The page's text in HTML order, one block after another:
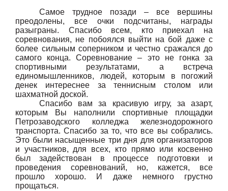
Самое трудное позади – все вершины
преодолены, все очки подсчитаны, награды
разыграны. Спасибо всем, кто приехал на
соревнования, не побоялся выйти на бой даже с
более сильным соперником и честно сражался до
самого конца. Соревнование – это не гонка за
спортивными результатами, а встреча
единомышленников, людей, которым в погожий
денек интереснее за теннисным столом или
шахматной доской.
Спасибо вам за красивую игру, за азарт,
которым Вы наполнили спортивные площадки
Петрозаводского колледжа железнодорожного
транспорта. Спасибо за то, что все вы собрались.
Это были насыщенные три дня для организаторов
и участников, для всех, кто прямо или косвенно
был задействован в процессе подготовки и
проведения соревнований, но, кажется, все
прошло хорошо. И даже немного грустно
прощаться.